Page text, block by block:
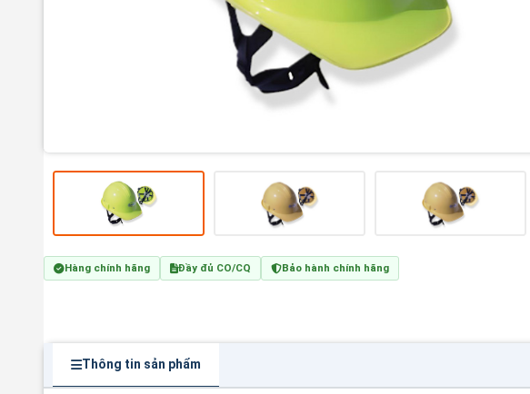
Hàng chính hãng Đầy đủ CO/CQ Bảo hành chính hãng
Thông tin sản phẩm